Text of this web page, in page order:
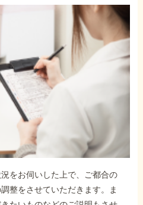
をお伺いした上で、ご都合の
整をさせていただきます。ま